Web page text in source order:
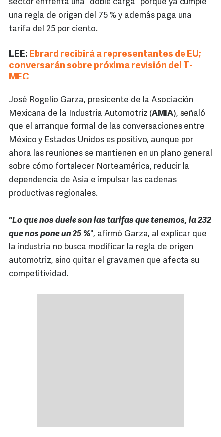
sector enfrenta una "doble carga" porque ya cumple
una regla de origen del 75 % y además paga una
tarifa del 25 por ciento.
LEE: Ebrard recibirá a representantes de EU;
conversarán sobre próxima revisión del T-
MEC
José Rogelio Garza, presidente de la Asociación
Mexicana de la Industria Automotriz (AMIA), señaló
que el arranque formal de las conversaciones entre
México y Estados Unidos es positivo, aunque por
ahora las reuniones se mantienen en un plano general
sobre cómo fortalecer Norteamérica, reducir la
dependencia de Asia e impulsar las cadenas
productivas regionales.
"Lo que nos duele son las tarifas que tenemos, la 232
que nos pone un 25 %", afirmó Garza, al explicar que
la industria no busca modificar la regla de origen
automotriz, sino quitar el gravamen que afecta su
competitividad.